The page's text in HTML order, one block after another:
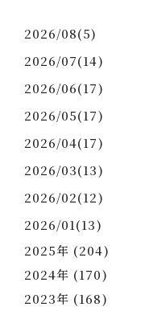
2026/08(5)
2026/07(14)
2026/06(17)
2026/05(17)
2026/04(17)
2026/03(13)
2026/02(12)
2026/01(13)
2025年 (204)
2024年 (170)
2023年 (168)